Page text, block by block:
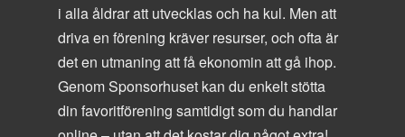
i alla åldrar att utvecklas och ha kul. Men att
driva en förening kräver resurser, och ofta är
det en utmaning att få ekonomin att gå ihop.
Genom Sponsorhuset kan du enkelt stötta
din favoritförening samtidigt som du handlar